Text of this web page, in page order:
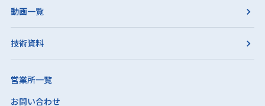
動画一覧
技術資料
営業所一覧
お問い合わせ